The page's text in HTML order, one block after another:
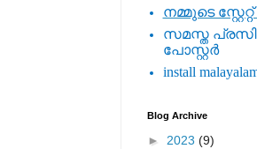
നമ്മുടെ സ്റ്റേറ്റ്
സമസ്ത
പോസ്റ്റര്‍
install
Blog Archive
► 2023 (9)